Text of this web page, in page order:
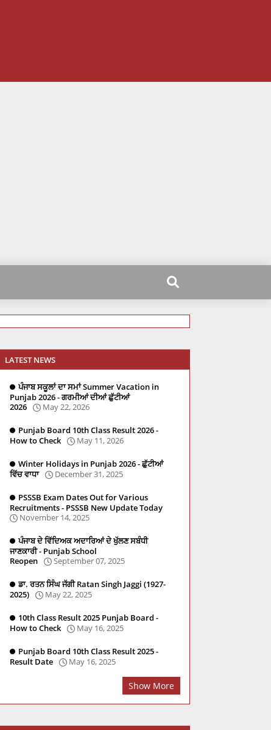
Social Studies PSTET
LATEST NEWS
ਪੰਜਾਬ ਸਕੂਲਾਂ ਦਾ ਸਮਾਂ Summer Vacation in
Punjab 2026 - ਗਰਮੀਆਂ ਦੀਆਂ ਛੁੱਟੀਆਂ
2026
May 22, 2026
Punjab Board 10th Class Result 2026 -
How to Check
May 11, 2026
Winter Holidays in Punjab 2026 - ਛੁੱਟੀਆਂ
ਵਿੱਚ ਵਾਧਾ
December 31, 2025
PSSSB Exam Dates Out for Various
Recruitments - PSSSB New Update Today
November 14, 2025
ਪੰਜਾਬ ਦੇ ਵਿੱਦਿਅਕ ਅਦਾਰਿਆਂ ਦੇ ਖੁੱਲਣ ਸਬੰਧੀ
ਜਾਣਕਾਰੀ - Punjab School
Reopen
September 07, 2025
ਡਾ. ਰਤਨ ਸਿੰਘ ਜੱਗੀ Ratan Singh Jaggi (1927-
2025)
May 22, 2025
10th Class Result 2025 Punjab Board -
How to Check
May 16, 2025
Punjab Board 10th Class Result 2025 -
Result Date
May 16, 2025
Show More